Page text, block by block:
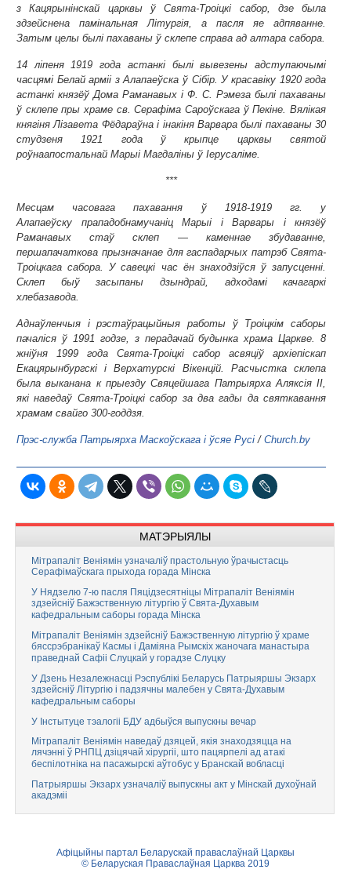
з Кацярынінскай царквы ў Свята-Троіцкі сабор, дзе была
здзейснена памінальная Літургія, а пасля яе адпяванне.
Затым целы былі пахаваны ў склепе справа ад алтара сабора.
14 ліпеня 1919 года астанкі былі вывезены адступаючымі
часцямі Белай арміі з Алапаеўска ў Сібір. У красавіку 1920 года
астанкі князёў Дома Раманавых і Ф. С. Рэмеза былі пахаваны
ў склепе пры храме св. Серафіма Сароўскага ў Пекіне. Вялікая
княгіня Лізавета Фёдараўна і інакіня Варвара былі пахаваны 30
студзеня 1921 года ў крыпце царквы святой
роўнаапостальнай Марыі Магдаліны ў Іерусаліме.
***
Месцам часовага пахавання ў 1918-1919 гг. у
Алапаеўску прападобнамучаніц Марыі і Варвары і князёў
Раманавых стаў склеп — каменнае збудаванне,
першапачаткова прызначанае для гаспадарчых патрэб Свята-
Троіцкага сабора. У савецкі час ён знаходзіўся ў запусценні.
Склеп быў засыпаны дзындрай, адходамі качагаркі
хлебазавода.
Аднаўленчыя і рэстаўрацыйныя работы ў Троіцкім саборы
пачаліся ў 1991 годзе, з перадачай будынка храма Царкве. 8
жніўня 1999 года Свята-Троіцкі сабор асвяціў архіепіскап
Екацярынбургскі і Верхатурскі Вікенцій. Расчыстка склепа
была выканана к прыезду Свяцейшага Патрыярха Аляксія II,
які наведаў Свята-Троіцкі сабор за два гады да святкавання
храмам свайго 300-годдзя.
Прэс-служба Патрыярха Маскоўскага і ўсяе Русі / Church.by
МАТЭРЫЯЛЫ
Мітрапаліт Веніямін узначаліў прастольную ўрачыстасць
Серафімаўскага прыхода горада Мінска
У Нядзелю 7-ю пасля Пяцідзесятніцы Мітрапаліт Веніямін
здзейсніў Бажэственную літургію ў Свята-Духавым
кафедральным саборы горада Мінска
Мітрапаліт Веніямін здзейсніў Бажэственную літургію ў храме
бяссрэбранікаў Касмы і Даміяна Рымскіх жаночага манастыра
праведнай Сафіі Слуцкай у горадзе Слуцку
У Дзень Незалежнасці Рэспублікі Беларусь Патрыяршы Экзарх
здзейсніў Літургію і падзячны малебен у Свята-Духавым
кафедральным саборы
У Інстытуце тэалогіі БДУ адбыўся выпускны вечар
Мітрапаліт Веніямін наведаў дзяцей, якія знаходзяцца на
лячэнні ў РНПЦ дзіцячай хірургіі, што пацярпелі ад атакі
беспілотніка на пасажырскі аўтобус у Бранскай вобласці
Патрыяршы Экзарх узначаліў выпускны акт у Мінскай духоўнай
акадэміі
Афіцыйны партал Беларускай праваслаўнай Царквы
© Беларуская Праваслаўная Царква 2019